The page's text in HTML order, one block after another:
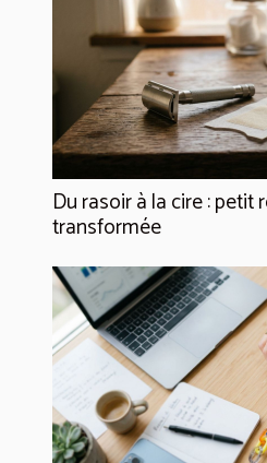
Du rasoir à la cire : petit
transformée